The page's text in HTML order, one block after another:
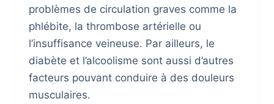
problèmes de circulation graves comme la
phlébite, la thrombose artérielle ou
l’insuffisance veineuse. Par ailleurs, le
diabète et l’alcoolisme sont aussi d’autres
facteurs pouvant conduire à des douleurs
musculaires.